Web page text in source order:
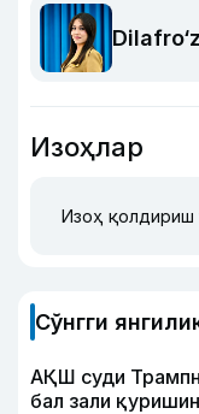
Изоҳлар
Изоҳ қолдириш
Сўнгги
АҚШ суди
бал зали